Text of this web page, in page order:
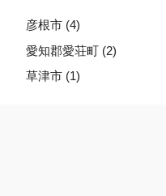
彦根市 (4)
愛知郡愛荘町 (2)
草津市 (1)